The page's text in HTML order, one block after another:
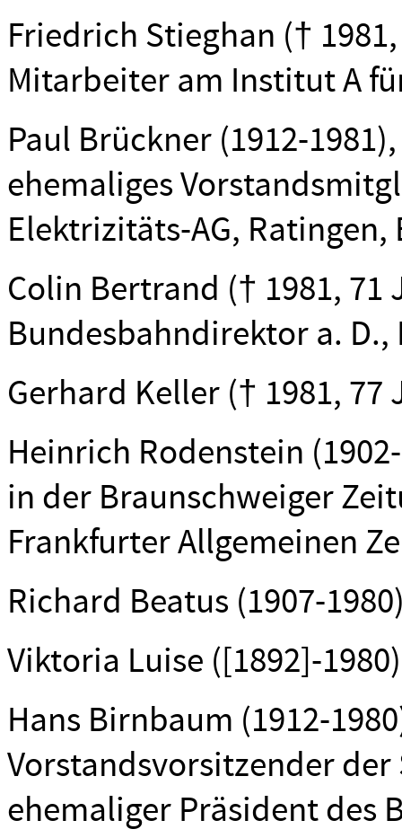
Friedrich Stieghan (†
Mitarbeiter am Institut A
Paul Brückner (1912-
ehemaliges
Elektrizitäts-AG,
Colin Bertrand († 1981,
Bundesbahndirektor a.
Gerhard Keller († 1981,
Heinrich Rodenstein
in der Braunschweiger
Frankfurter Allgemeinen
Richard Beatus (1907-
Viktoria Luise ([1892]-
Hans Birnbaum (1912-
Vorstandsvorsitzender
ehemaliger Präsident des